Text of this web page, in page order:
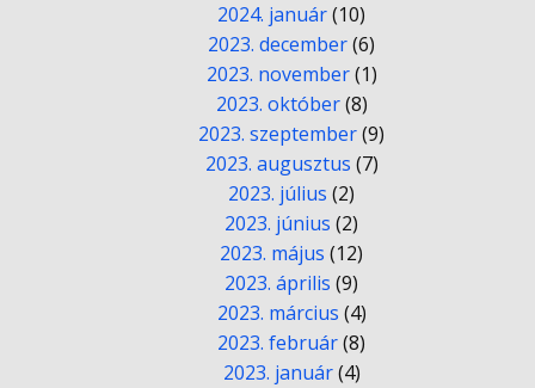
2024. január(10)
2023. december(6)
2023. november(1)
2023. október(8)
2023. szeptember(9)
2023. augusztus (7)
2023. július (2)
2023. június (2)
2023. május (12)
2023. április (9)
2023. március (4)
2023. február(8)
2023. január(4)